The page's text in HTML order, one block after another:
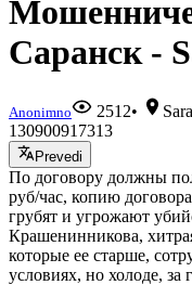
Саранск -
Anonimno 2512•
130900917313
Prevedi
По договору должны
руб/час, копию
грубят и угрожают
Крашенинникова,
которые ее старше,
условиях, но холоде, за